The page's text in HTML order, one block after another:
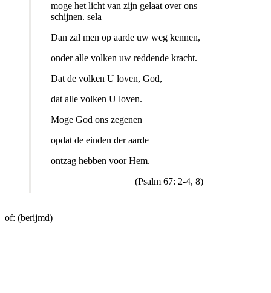
moge het licht van zijn gelaat over ons
schijnen. sela
Dan zal men op aarde uw weg kennen,
onder alle volken uw reddende kracht.
Dat de volken U loven, God,
dat alle volken U loven.
Moge God ons zegenen
opdat de einden der aarde
ontzag hebben voor Hem.
(Psalm 67: 2-4, 8)
of: (berijmd)